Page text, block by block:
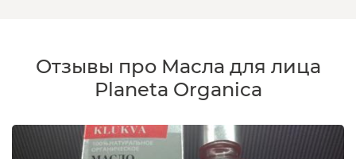
Отзывы про Масла для лица
Planeta Organica